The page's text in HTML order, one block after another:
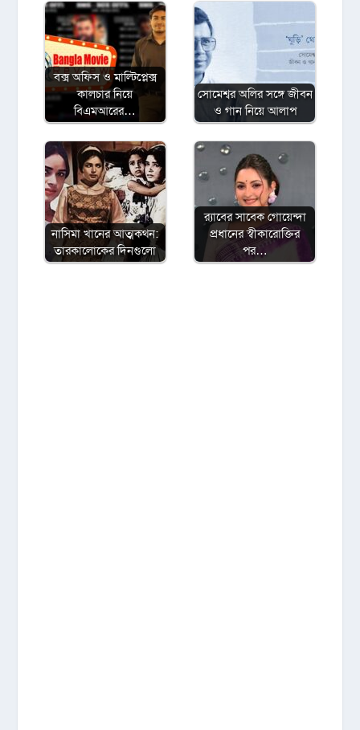
বক্স অফিস ও মাল্টিপ্লেক্স
কালচার নিয়ে
বিএমআরের…
সোমেশ্বর অলির সঙ্গে জীবন
ও গান নিয়ে আলাপ
নাসিমা খানের আত্মকথন:
তারকালোকের দিনগুলো
র‍্যাবের সাবেক গোয়েন্দা
প্রধানের স্বীকারোক্তির
পর…